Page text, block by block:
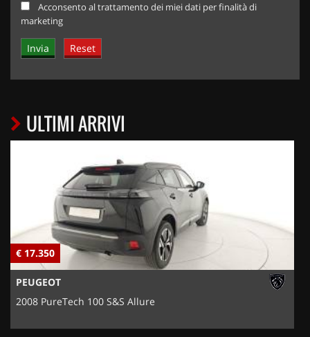
Acconsento al trattamento dei miei dati per finalità di
marketing
ULTIMI ARRIVI
€ 17.350
PEUGEOT
2008 PureTech 100 S&S Allure